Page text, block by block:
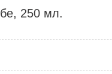
250 мл.